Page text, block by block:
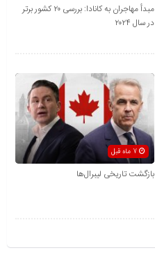
مبدأ مهاجران به کانادا: بررسی ۲۰ کشور برتر
در سال ۲۰۲۴
بازگشت تاریخی لیبرال‌ها